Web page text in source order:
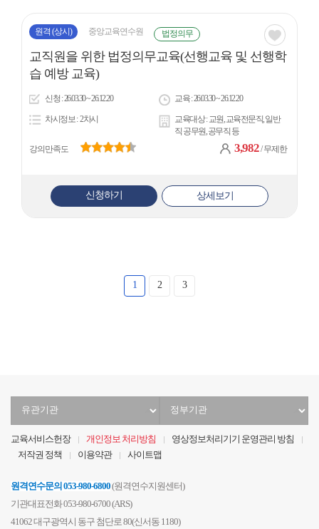
원격 (상시) 중앙교육연수원 법정의무 관심
교직원을 위한 법정의무교육(선행교육 및 선행학
습 예방 교육)
신청 26.03.30 ~ 26.12.20 교육 26.03.30 ~ 26.12.20
차시정보 2차시 교육대상 교원, 교육전문직, 일반
직 공무원, 공무직 등
강의만족도
3,982/ 무제한
신청하기 상세보기
1 2 3
교육서비스헌장 개인정보 처리방침
영상정보처리기기 운영관리 방침
저작권 정책
이용약관 사이트맵
원격연수문의 053-980-6800(원격연수지원센터)
기관대표전화 053-980-6700 (ARS)
41062 대구광역시 동구 첨단로 80(신서동 1180)
관
선
관
선